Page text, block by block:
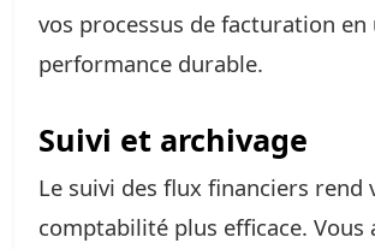
vos processus de facturation
performance durable.
Suivi et archivage
Le suivi des flux financiers rend
comptabilité plus efficace. Vous